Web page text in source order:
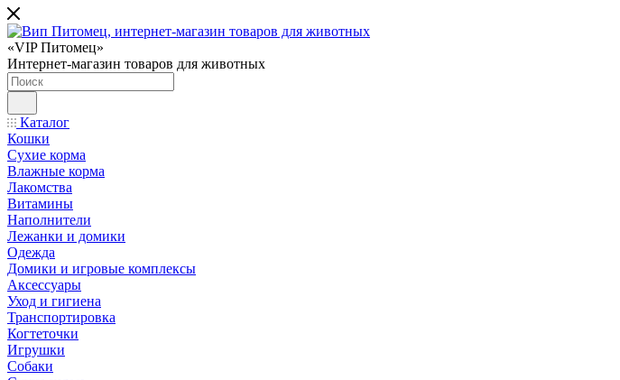
«VIP Питомец»
Интернет-магазин товаров для животных
Каталог
Кошки
Сухие корма
Влажные корма
Лакомства
Витамины
Наполнители
Лежанки и домики
Одежда
Домики и игровые комплексы
Аксессуары
Уход и гигиена
Транспортировка
Когтеточки
Игрушки
Собаки